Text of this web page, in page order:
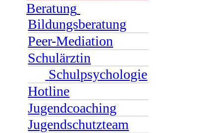
Beratung
Bildungsberatung
Peer-Mediation
Schulärztin
Schulpsychologie
Hotline
Jugendcoaching
Jugendschutzteam